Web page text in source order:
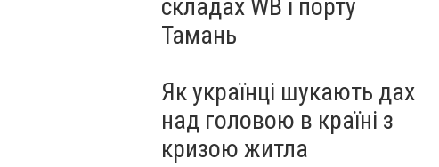
складах WB і порту
Тамань
Як українці шукають дах
над головою в країні з
кризою житла